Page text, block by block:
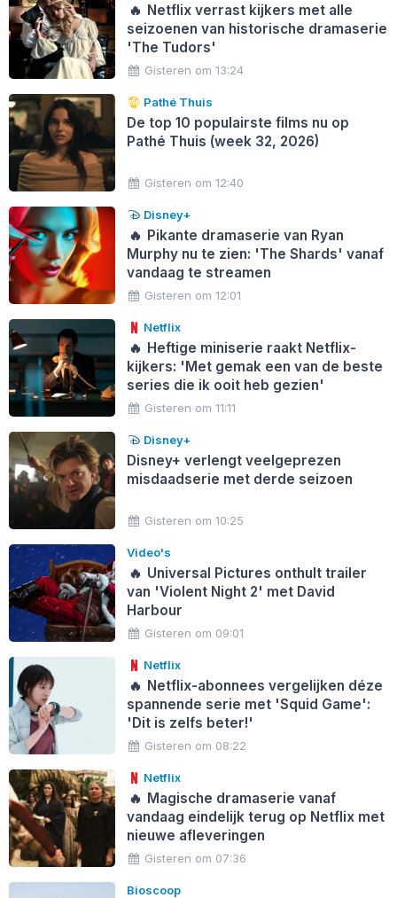
🔥 Netflix verrast kijkers met alle
seizoenen van historische dramaserie
'The Tudors'
Gisteren om 13:24
Pathé Thuis
De top 10 populairste films nu op
Pathé Thuis (week 32, 2026)
Gisteren om 12:40
Disney+
🔥 Pikante dramaserie van Ryan
Murphy nu te zien: 'The Shards' vanaf
vandaag te streamen
Gisteren om 12:01
Netflix
🔥 Heftige miniserie raakt Netflix-
kijkers: 'Met gemak een van de beste
series die ik ooit heb gezien'
Gisteren om 11:11
Disney+
Disney+ verlengt veelgeprezen
misdaadserie met derde seizoen
Gisteren om 10:25
Video's
🔥 Universal Pictures onthult trailer
van 'Violent Night 2' met David
Harbour
Gisteren om 09:01
Netflix
🔥 Netflix-abonnees vergelijken déze
spannende serie met 'Squid Game':
'Dit is zelfs beter!'
Gisteren om 08:22
Netflix
🔥 Magische dramaserie vanaf
vandaag eindelijk terug op Netflix met
nieuwe afleveringen
Gisteren om 07:36
Bioscoop